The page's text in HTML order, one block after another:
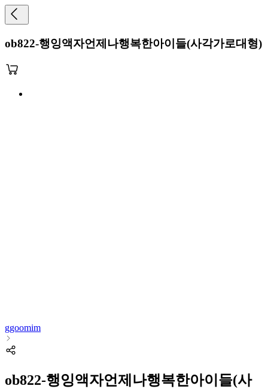
ob822-행잉액자언제나행복한아이들(사각가로대형)
ggoomim
ob822-행잉액자언제나행복한아이들(사